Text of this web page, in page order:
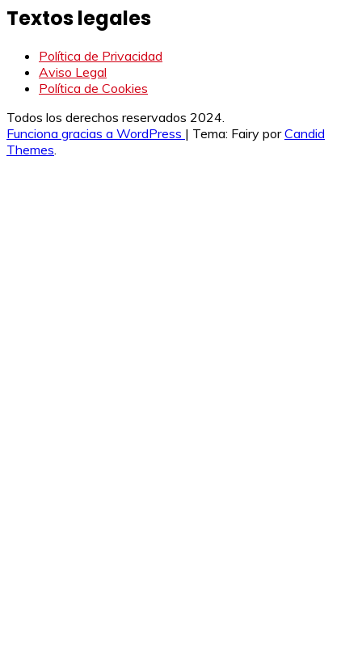
Textos legales
Política de Privacidad
Aviso Legal
Política de Cookies
Todos los derechos reservados 2024.
Funciona gracias a WordPress | Tema: Fairy porCandid
Themes.